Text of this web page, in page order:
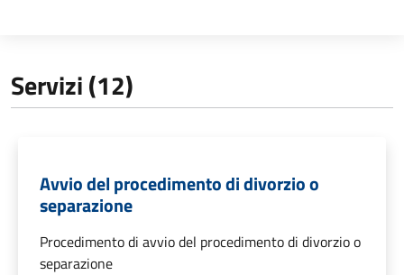
Servizi (12)
Avvio del procedimento di divorzio o
separazione
Procedimento di avvio del procedimento di divorzio o
separazione